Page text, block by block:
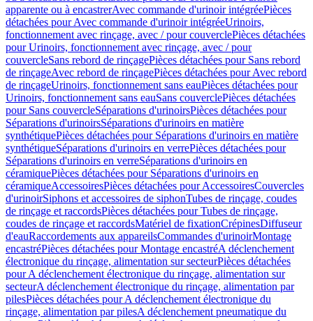
apparente ou à encastrerAvec commande d'urinoir intégréePièces
détachées pour Avec commande d'urinoir intégréeUrinoirs,
fonctionnement avec rinçage, avec / pour couverclePièces détachées
pour Urinoirs, fonctionnement avec rinçage, avec / pour
couvercleSans rebord de rinçagePièces détachées pour Sans rebord
de rinçageAvec rebord de rinçagePièces détachées pour Avec rebord
de rinçageUrinoirs, fonctionnement sans eauPièces détachées pour
Urinoirs, fonctionnement sans eauSans couverclePièces détachées
pour Sans couvercleSéparations d'urinoirsPièces détachées pour
Séparations d'urinoirsSéparations d'urinoirs en matière
synthétiquePièces détachées pour Séparations d'urinoirs en matière
synthétiqueSéparations d'urinoirs en verrePièces détachées pour
Séparations d'urinoirs en verreSéparations d'urinoirs en
céramiquePièces détachées pour Séparations d'urinoirs en
céramiqueAccessoiresPièces détachées pour AccessoiresCouvercles
d'urinoirSiphons et accessoires de siphonTubes de rinçage, coudes
de rinçage et raccordsPièces détachées pour Tubes de rinçage,
coudes de rinçage et raccordsMatériel de fixationCrépinesDiffuseur
d'eauRaccordements aux appareilsCommandes d'urinoirMontage
encastréPièces détachées pour Montage encastréA déclenchement
électronique du rinçage, alimentation sur secteurPièces détachées
pour A déclenchement électronique du rinçage, alimentation sur
secteurA déclenchement électronique du rinçage, alimentation par
pilesPièces détachées pour A déclenchement électronique du
rinçage, alimentation par pilesA déclenchement pneumatique du